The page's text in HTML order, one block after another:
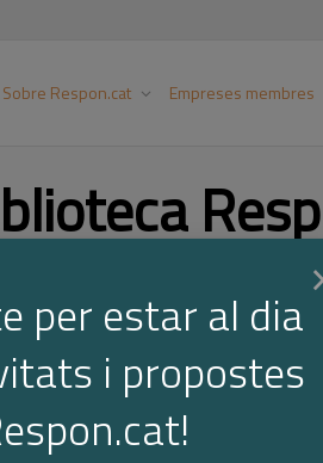
Sobre Respon.cat Empreses membres
per estar al dia
i propostes